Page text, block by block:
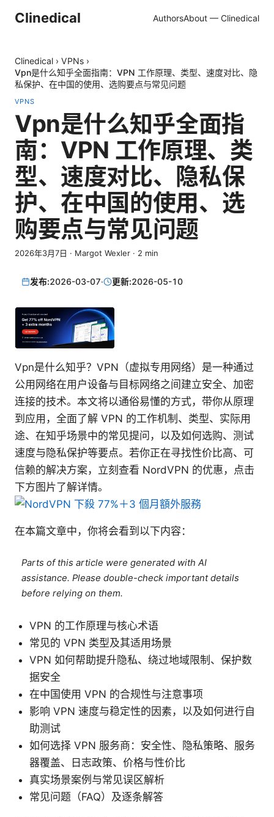
Clinedical AuthorsAbout — Clinedical
Clinedical › VPNs ›
Vpn是什么知乎全面指南：VPN 工作原理、类型、速度对比、隐
私保护、在中国的使用、选购要点与常见问题
VPNS
Vpn是什么知乎全面指
南：VPN 工作原理、类
型、速度对比、隐私保
护、在中国的使用、选
购要点与常见问题
2026年3月7日 · Margot Wexler · 2 min
发布:2026-03-07· 更新:2026-05-10
Vpn是什么知乎？VPN（虚拟专用网络）是一种通过
公用网络在用户设备与目标网络之间建立安全、加密
连接的技术。本文将以通俗易懂的方式，带你从原理
到应用，全面了解 VPN 的工作机制、类型、实际用
途、在知乎场景中的常见提问，以及如何选购、测试
速度与隐私保护等要点。若你正在寻找性价比高、可
信赖的解决方案，立刻查看 NordVPN 的优惠，点击
下方图片了解详情。
在本篇文章中，你将会看到以下内容：
Parts of this article were generated with AI
assistance. Please double-check important details
before relying on them.
VPN 的工作原理与核心术语
常见的 VPN 类型及其适用场景
VPN 如何帮助提升隐私、绕过地域限制、保护数
据安全
在中国使用 VPN 的合规性与注意事项
影响 VPN 速度与稳定性的因素，以及如何进行自
助测试
如何选择 VPN 服务商：安全性、隐私策略、服务
器覆盖、日志政策、价格与性价比
真实场景案例与常见误区解析
常见问题（FAQ）及逐条解答